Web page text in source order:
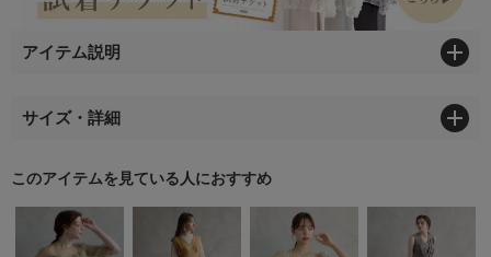
アイテム説明
サイズ・詳細
このアイテムを見ている人におすすめ